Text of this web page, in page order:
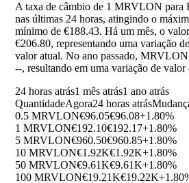
A taxa de câmbio de 1 MRVLON para
nas últimas 24 horas, atingindo o
mínimo de €188.43. Há um mês, o
€206.80, representando uma variação de
valor atual. No ano passado,
--, resultando em uma variação de valor
24 horas atrás1 mês atrás1 ano atrás
QuantidadeAgora24 horas atrás
0.5 MRVLON€96.05€96.08+1.80%
1 MRVLON€192.10€192.17+1.80%
5 MRVLON€960.50€960.85+1.80%
10 MRVLON€1.92K€1.92K+1.80%
50 MRVLON€9.61K€9.61K+1.80%
100 MRVLON€19.21K€19.22K